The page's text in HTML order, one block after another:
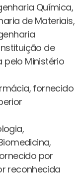
Química,
de Materiais,
de
pelo Ministério
fornecido
por
reconhecida